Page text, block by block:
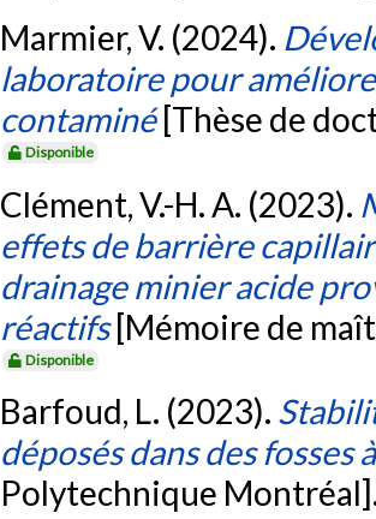
Marmier, V. (2024).
laboratoire pour
contaminé [Thèse de
Disponible
Clément, V.-H. A. (2023).
effets de barrière
drainage minier acide
réactifs [Mémoire de
Disponible
Barfoud, L. (2023).
déposés dans des fosses
Polytechnique